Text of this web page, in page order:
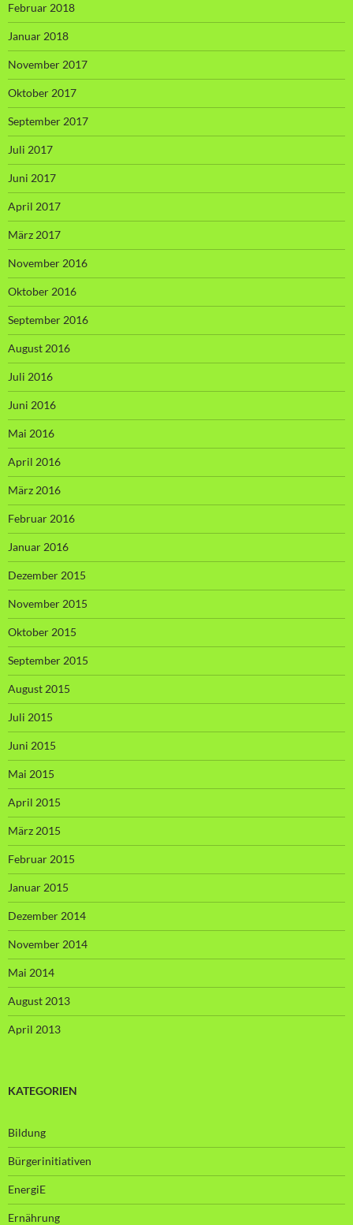
Februar 2018
Januar 2018
November 2017
Oktober 2017
September 2017
Juli 2017
Juni 2017
April 2017
März 2017
November 2016
Oktober 2016
September 2016
August 2016
Juli 2016
Juni 2016
Mai 2016
April 2016
März 2016
Februar 2016
Januar 2016
Dezember 2015
November 2015
Oktober 2015
September 2015
August 2015
Juli 2015
Juni 2015
Mai 2015
April 2015
März 2015
Februar 2015
Januar 2015
Dezember 2014
November 2014
Mai 2014
August 2013
April 2013
KATEGORIEN
Bildung
Bürgerinitiativen
EnergiE
Ernährung